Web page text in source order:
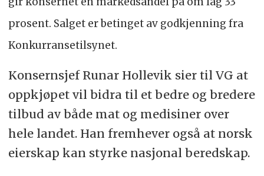
prosent. Salget er betinget av godkjenning fra
Konkurransetilsynet.
Konsernsjef Runar Hollevik sier til VG at
oppkjøpet vil bidra til et bedre og bredere
tilbud av både mat og medisiner over
hele landet. Han fremhever også at norsk
eierskap kan styrke nasjonal beredskap.